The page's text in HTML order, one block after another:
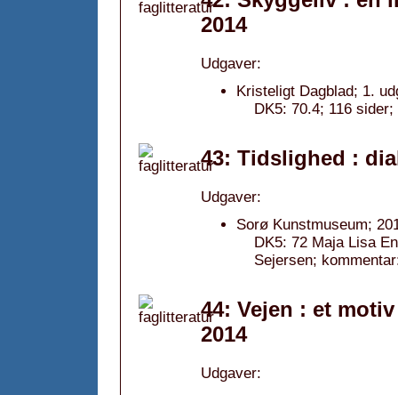
2014
Udgaver:
Kristeligt Dagblad; 1.
DK5: 70.4; 116
43: Tidslighed :
Udgaver:
Sorø Kunstmuseum;
DK5: 72 Maja Lisa
Sejersen;
44: Vejen : et
2014
Udgaver: